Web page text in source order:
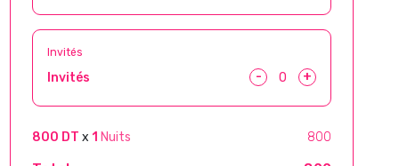
Invités
Invités - +
800 DT x 1 Nuits 800